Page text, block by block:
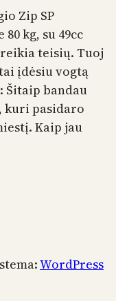
Zip SP
kg, su 49cc
teisių. Tuoj
įdėsiu vogtą
Šitaip bandau
kuri pasidaro
Kaip jau
WordPress